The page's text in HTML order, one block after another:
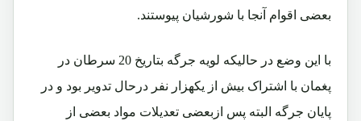
بعضی اقوام آنجا با شورشیان پیوستند.
با این وضع در حالیکه لویه جرگه بتاریخ 20 سرطان در
پغمان با اشتراک بیش از یکهزار نفر درحال تدویر بود و در
پایان جرگه البته پس ازبعضی تعدیلات مواد بعضی از